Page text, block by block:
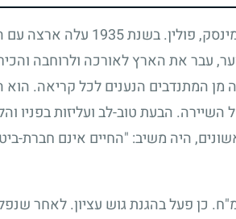
פולין. בשנת1935 עלה ארצה עם
עבר את הארץ לאורכה ולרוחבה
המתנדבים הנענים לכל קריאה. הוא
הבעת טוב-לב ועליזות בפניו
היה משיב: "החיים אינם חברת-
כן פעל בהגנת גוש עציון. לאחר